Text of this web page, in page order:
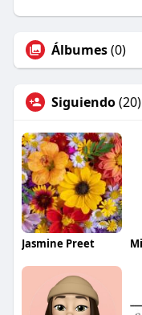
Álbumes(0)
Siguiendo(20)
Jasmine Preet